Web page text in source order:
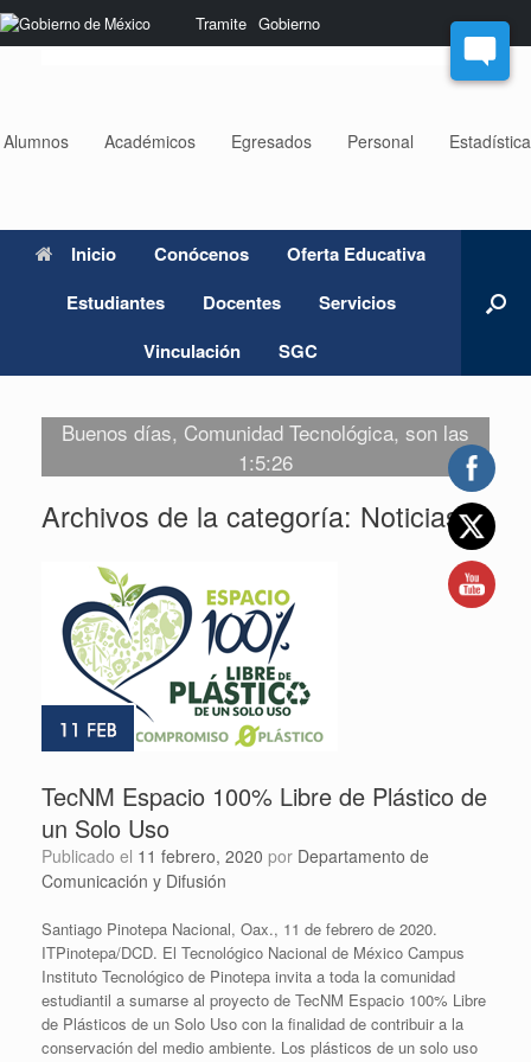
Nota:
este
sistema
Tramite Gobierno
Saltar
al
Alumnos Académicos Egresados Personal
Inicio Conócenos
Oferta Educativa
Estudiantes
Docentes
Servicios
Vinculación
SGC
Buenos días, Comunidad Tecnológica, son las
1:5:26
Archivos de la categoría: Noticias
TecNM Espacio 100% Libre de Plástico de
un Solo Uso
Publicado el 11 febrero, 2020 por Departamento de
Comunicación y Difusión
Santiago Pinotepa Nacional, Oax., 11 de febrero de 2020.
ITPinotepa/DCD. El Tecnológico Nacional de México Campus
Instituto Tecnológico de Pinotepa invita a toda la comunidad
estudiantil a sumarse al proyecto de TecNM Espacio 100% Libre
de Plásticos de un Solo Uso con la finalidad de contribuir a la
conservación del medio ambiente. Los plásticos de un solo uso